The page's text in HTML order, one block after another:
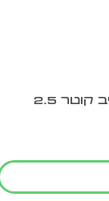
מצנח יומולדת איכותי ומלהיב קוטר 2.5